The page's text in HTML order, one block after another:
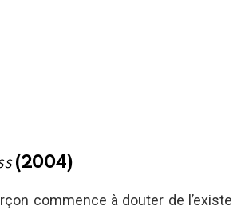
(2004)
commence à douter de